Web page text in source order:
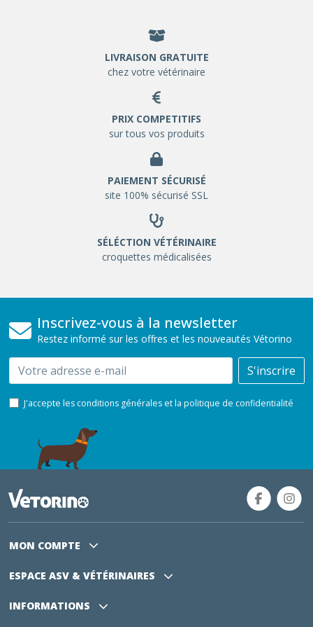
LIVRAISON GRATUITE
chez votre vétérinaire
PRIX COMPETITIFS
sur tous vos produits
PAIEMENT SÉCURISÉ
site 100% sécurisé SSL
SÉLÉCTION VÉTÉRINAIRE
croquettes médicalisées
Inscrivez-vous à la newsletter
Restez informé sur les offres et les nouveautés Vétorino
Email S'inscrire
J'accepte les conditions générales et la politique de confidentialité
MON COMPTE
ESPACE ASV & VÉTÉRINAIRES
INFORMATIONS